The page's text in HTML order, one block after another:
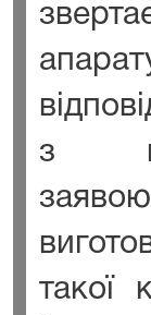
з
такої